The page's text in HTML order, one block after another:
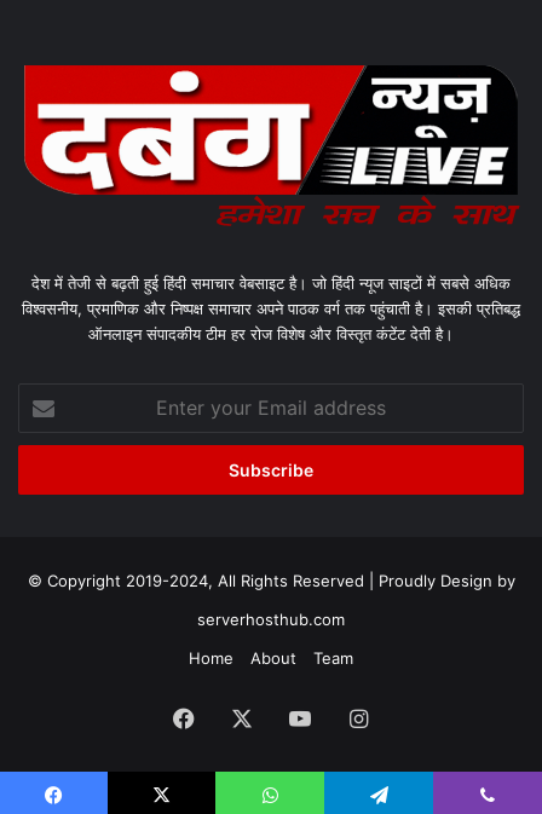
देश में तेजी से बढ़ती हुई हिंदी समाचार वेबसाइट है। जो हिंदी न्यूज साइटों में सबसे अधिक
विश्वसनीय, प्रमाणिक और निष्पक्ष समाचार अपने पाठक वर्ग तक पहुंचाती है। इसकी प्रतिबद्ध
ऑनलाइन संपादकीय टीम हर रोज विशेष और विस्तृत कंटेंट देती है।
your
Email
© Copyright 2019-2024, All Rights Reserved | Proudly Design by
serverhosthub.com
Home
About Team
Facebook YouTubeInstagram